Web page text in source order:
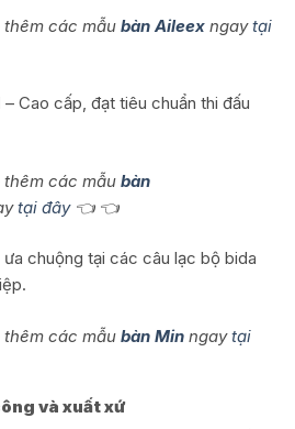
các mẫu bàn Aileexngaytại
– Cao cấp, đạt tiêu chuẩn thi đấu
các mẫu bàn
tại đây👈 👈
chuộng tại các câu lạc bộ bida
các mẫu bàn Minngaytại
và xuất xứ